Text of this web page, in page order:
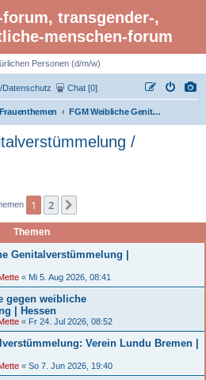
transgender-,
menschen-forum
Personen (d/m/w)
Datenschutz Chat [0]
Frauenthemen FGM Weibliche Genitalverstümmelung / Beschneidung
/
1 2
Themen
Genitalverstümmelung |
« Mi 5. Aug 2026, 08:41
gegen weibliche
| Hessen
« Fr 24. Jul 2026, 08:52
Verein Lundu Bremen |
« So 7. Jun 2026, 19:40